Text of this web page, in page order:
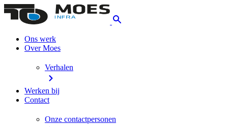
Ons werk
Over Moes
Verhalen
Werken bij
Contact
Onze contactpersonen